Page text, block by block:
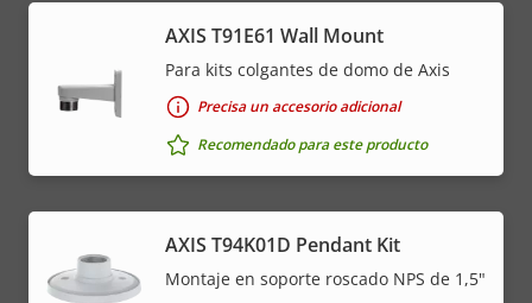
AXIS T91E61 Wall Mount
Para kits colgantes de domo de Axis
Precisa un accesorio adicional
Recomendado para este producto
AXIS T94K01D Pendant Kit
Montaje en soporte roscado NPS de 1,5"